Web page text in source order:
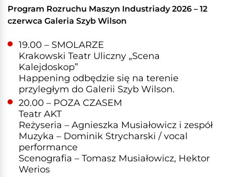
Program Rozruchu Maszyn Industriady 2026 – 12
czerwca Galeria Szyb Wilson
19.00 – SMOLARZE
Krakowski Teatr Uliczny „Scena
Kalejdoskop”
Happening odbędzie się na terenie
przyległym do Galerii Szyb Wilson.
20.00 – POZA CZASEM
Teatr AKT
Reżyseria – Agnieszka Musiałowicz i zespół
Muzyka – Dominik Strycharski / vocal
performance
Scenografia – Tomasz Musiałowicz, Hektor
Werios